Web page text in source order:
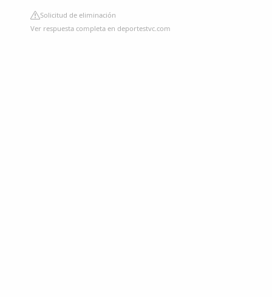
Solicitud de eliminación
Ver respuesta completa en deportestvc.com